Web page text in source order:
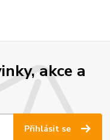
akce a
Přihlásit se